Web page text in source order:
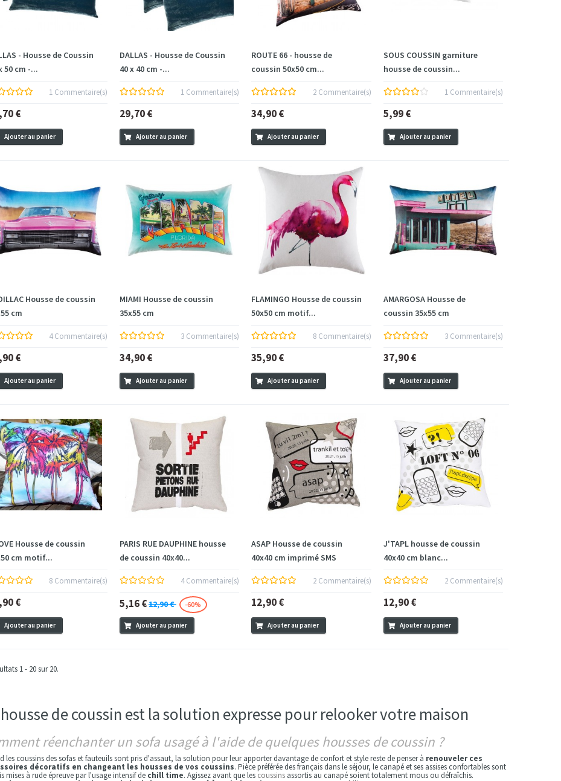
- Housse de Coussin
50 cm -...
1 Commentaire(s)
€
Ajouter au panier
DALLAS - Housse de Coussin
40 x 40 cm -...
1 Commentaire(s)
29,70 €
Ajouter au panier
ROUTE 66 - housse de
coussin 50x50 cm...
2 Commentaire(s)
34,90 €
Ajouter au panier
SOUS COUSSIN garniture
housse de coussin...
1 Commentaire(s)
5,99 €
Ajouter au panier
Housse de coussin
cm
4 Commentaire(s)
€
Ajouter au panier
MIAMI Housse de coussin
35x55 cm
3 Commentaire(s)
34,90 €
Ajouter au panier
FLAMINGO Housse de coussin
50x50 cm motif...
8 Commentaire(s)
35,90 €
Ajouter au panier
AMARGOSA Housse de
coussin 35x55 cm
3 Commentaire(s)
37,90 €
Ajouter au panier
Housse de coussin
cm motif...
8 Commentaire(s)
€
Ajouter au panier
PARIS RUE DAUPHINE housse
de coussin 40x40...
4 Commentaire(s)
5,16 €12,90 € -60%
Ajouter au panier
ASAP Housse de coussin
40x40 cm imprimé SMS
2 Commentaire(s)
12,90 €
Ajouter au panier
J'TAPL housse de coussin
40x40 cm blanc...
2 Commentaire(s)
12,90 €
Ajouter au panier
1 - 20 sur 20.
de coussin est la solution expresse pour relooker votre maison
réenchanter un sofa usagé à l'aide de quelques housses de coussin ?
les coussins des sofas et fauteuils sont pris d'assaut, la solution pour leur apporter davantage de confort et style reste de penser à renouveler ces
décoratifs en changeant les housses de vos coussins. Pièce préférée des français dans le séjour, le canapé et ses assises confortables sont
mises à rude épreuve par l'usage intensif de chill time. Agissez avant que les coussinsassortis au canapé soient totalement mous ou défraîchis.